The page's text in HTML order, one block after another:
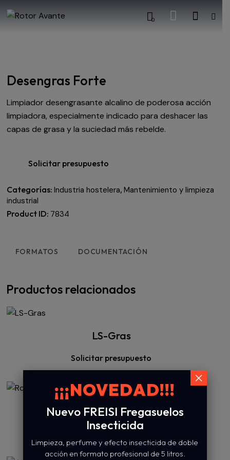
0
Desengras Forte
Limpiador desengrasante alcalino de poderosa acción
limpiadora, especialmente indicado para deshacer las
capas de grasa y la suciedad más rebelde.
Solicitar presupuesto
Categorías: Industria hostelera, Mantenimiento y limpieza
industrial
Product ID: 7834
FORMATOS DOCUMENTACIÓN
Productos relacionados
LS-Gras
Solicitar presupuesto
Rotor Inox Spray
¡¡¡NOVEDAD!!!
Nuevo FREISI Fregasuelos
Insecticida
Limpieza, perfume y efecto insecticida de doble
acción en formato profesional de 5 litros.
×